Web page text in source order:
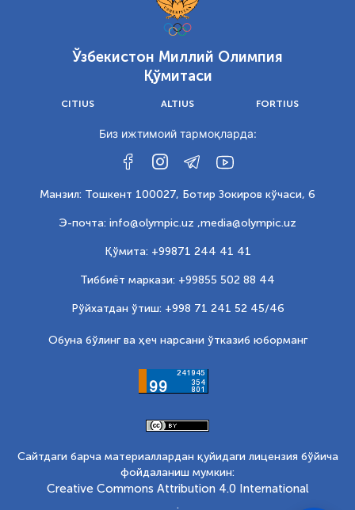
Ўзбекистон Миллий Олимпия
Қўмитаси
CITIUS ALTIUS FORTIUS
Биз ижтимоий тармоқларда:
Манзил: Тошкент 100027, Ботир Зокиров кўчаси, 6
Э-почта: info@olympic.uz ,media@olympic.uz
Қўмита: +99871 244 41 41
Тиббиёт маркази: +99855 502 88 44
Рўйхатдан ўтиш: +998 71 241 52 45/46
Обуна бўлинг ва ҳеч нарсани ўтказиб юборманг
Сайтдаги барча материаллардан қуйидаги лицензия бўйича
фойдаланиш мумкин:
Creative Commons Attribution 4.0 International
.